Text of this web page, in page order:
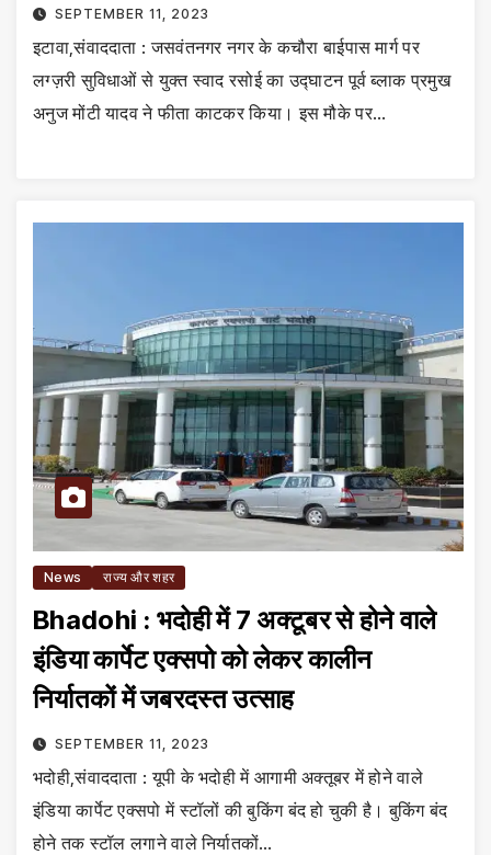
SEPTEMBER 11, 2023
इटावा,संवाददाता : जसवंतनगर नगर के कचौरा बाईपास मार्ग पर
लग्ज़री सुविधाओं से युक्त स्वाद रसोई का उद्घाटन पूर्व ब्लाक प्रमुख
अनुज मोंटी यादव ने फीता काटकर किया। इस मौके पर…
News राज्य और शहर
Bhadohi : भदोही में 7 अक्टूबर से होने वाले
इंडिया कार्पेट एक्सपो को लेकर कालीन
निर्यातकों में जबरदस्त उत्साह
SEPTEMBER 11, 2023
भदोही,संवाददाता : यूपी के भदोही में आगामी अक्तूबर में होने वाले
इंडिया कार्पेट एक्सपो में स्टॉलों की बुकिंग बंद हो चुकी है। बुकिंग बंद
होने तक स्टॉल लगाने वाले निर्यातकों…